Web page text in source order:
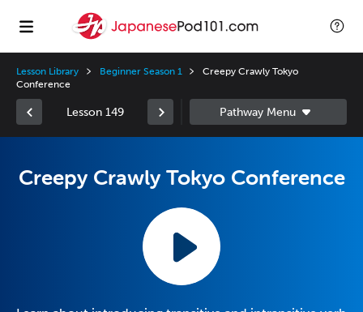
Lesson Library Beginner Season 1
Creepy Crawly Tokyo
Conference
Lesson 149
Creepy Crawly Tokyo Conference